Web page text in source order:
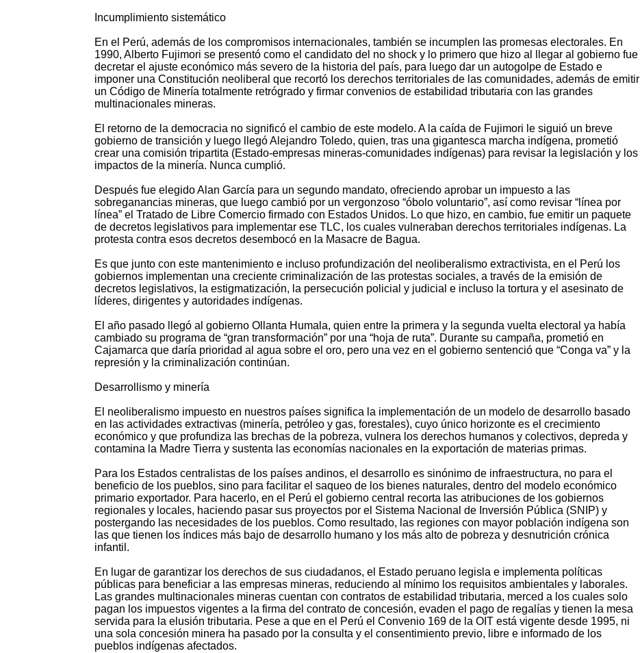
Incumplimiento sistemático
En el Perú, además de los compromisos internacionales, también se incumplen las promesas electorales. En
1990, Alberto Fujimori se presentó como el candidato del no shock y lo primero que hizo al llegar al gobierno fue
decretar el ajuste económico más severo de la historia del país, para luego dar un autogolpe de Estado e
imponer una Constitución neoliberal que recortó los derechos territoriales de las comunidades, además de emitir
un Código de Minería totalmente retrógrado y firmar convenios de estabilidad tributaria con las grandes
multinacionales mineras.
El retorno de la democracia no significó el cambio de este modelo. A la caída de Fujimori le siguió un breve
gobierno de transición y luego llegó Alejandro Toledo, quien, tras una gigantesca marcha indígena, prometió
crear una comisión tripartita (Estado-empresas mineras-comunidades indígenas) para revisar la legislación y los
impactos de la minería. Nunca cumplió.
Después fue elegido Alan García para un segundo mandato, ofreciendo aprobar un impuesto a las
sobreganancias mineras, que luego cambió por un vergonzoso “óbolo voluntario”, así como revisar “línea por
línea” el Tratado de Libre Comercio firmado con Estados Unidos. Lo que hizo, en cambio, fue emitir un paquete
de decretos legislativos para implementar ese TLC, los cuales vulneraban derechos territoriales indígenas. La
protesta contra esos decretos desembocó en la Masacre de Bagua.
Es que junto con este mantenimiento e incluso profundización del neoliberalismo extractivista, en el Perú los
gobiernos implementan una creciente criminalización de las protestas sociales, a través de la emisión de
decretos legislativos, la estigmatización, la persecución policial y judicial e incluso la tortura y el asesinato de
líderes, dirigentes y autoridades indígenas.
El año pasado llegó al gobierno Ollanta Humala, quien entre la primera y la segunda vuelta electoral ya había
cambiado su programa de “gran transformación” por una “hoja de ruta”. Durante su campaña, prometió en
Cajamarca que daría prioridad al agua sobre el oro, pero una vez en el gobierno sentenció que “Conga va” y la
represión y la criminalización continúan.
Desarrollismo y minería
El neoliberalismo impuesto en nuestros países significa la implementación de un modelo de desarrollo basado
en las actividades extractivas (minería, petróleo y gas, forestales), cuyo único horizonte es el crecimiento
económico y que profundiza las brechas de la pobreza, vulnera los derechos humanos y colectivos, depreda y
contamina la Madre Tierra y sustenta las economías nacionales en la exportación de materias primas.
Para los Estados centralistas de los países andinos, el desarrollo es sinónimo de infraestructura, no para el
beneficio de los pueblos, sino para facilitar el saqueo de los bienes naturales, dentro del modelo económico
primario exportador. Para hacerlo, en el Perú el gobierno central recorta las atribuciones de los gobiernos
regionales y locales, haciendo pasar sus proyectos por el Sistema Nacional de Inversión Pública (SNIP) y
postergando las necesidades de los pueblos. Como resultado, las regiones con mayor población indígena son
las que tienen los índices más bajo de desarrollo humano y los más alto de pobreza y desnutrición crónica
infantil.
En lugar de garantizar los derechos de sus ciudadanos, el Estado peruano legisla e implementa políticas
públicas para beneficiar a las empresas mineras, reduciendo al mínimo los requisitos ambientales y laborales.
Las grandes multinacionales mineras cuentan con contratos de estabilidad tributaria, merced a los cuales solo
pagan los impuestos vigentes a la firma del contrato de concesión, evaden el pago de regalías y tienen la mesa
servida para la elusión tributaria. Pese a que en el Perú el Convenio 169 de la OIT está vigente desde 1995, ni
una sola concesión minera ha pasado por la consulta y el consentimiento previo, libre e informado de los
pueblos indígenas afectados.